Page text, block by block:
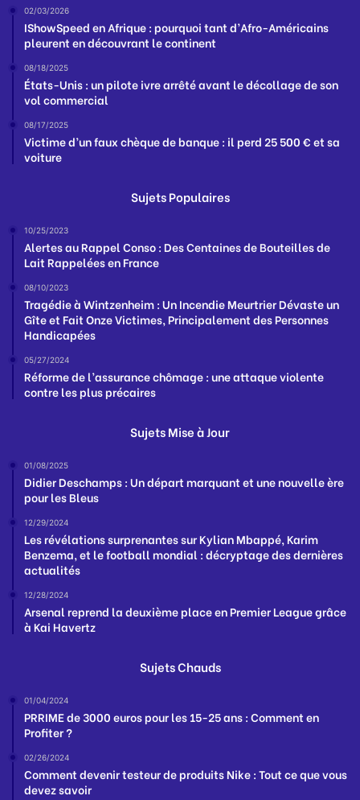
02/03/2026
IShowSpeed en Afrique : pourquoi tant d’Afro-Américains
pleurent en découvrant le continent
08/18/2025
États-Unis : un pilote ivre arrêté avant le décollage de son
vol commercial
08/17/2025
Victime d’un faux chèque de banque : il perd 25 500 € et sa
voiture
Sujets Populaires
10/25/2023
Alertes au Rappel Conso : Des Centaines de Bouteilles de
Lait Rappelées en France
08/10/2023
Tragédie à Wintzenheim : Un Incendie Meurtrier Dévaste un
Gîte et Fait Onze Victimes, Principalement des Personnes
Handicapées
05/27/2024
Réforme de l’assurance chômage : une attaque violente
contre les plus précaires
Sujets Mise à Jour
01/08/2025
Didier Deschamps : Un départ marquant et une nouvelle ère
pour les Bleus
12/29/2024
Les révélations surprenantes sur Kylian Mbappé, Karim
Benzema, et le football mondial : décryptage des dernières
actualités
12/28/2024
Arsenal reprend la deuxième place en Premier League grâce
à Kai Havertz
Sujets Chauds
01/04/2024
PRRIME de 3000 euros pour les 15-25 ans : Comment en
Profiter ?
02/26/2024
Comment devenir testeur de produits Nike : Tout ce que vous
devez savoir